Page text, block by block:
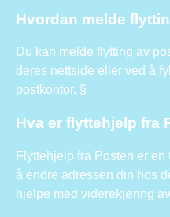
Hvordan melde
Du kan melde flytting av
deres nettside eller ved å
postkontor. §
Hva er flyttehjelp fra
Flyttehjelp fra Posten er
å endre adressen din hos
hjelpe med viderekjøring